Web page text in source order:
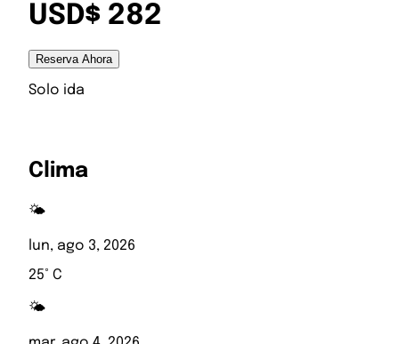
USD$ 282
Reserva Ahora
Solo ida
Clima
🌤️
lun, ago 3, 2026
25° C
🌤️